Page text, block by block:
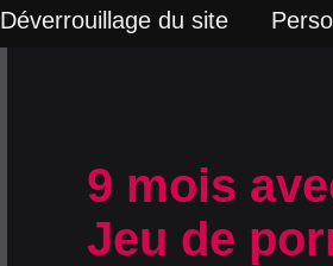
Déverrouillage du site
9 mois
Jeu de